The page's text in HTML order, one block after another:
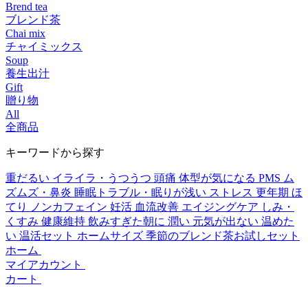
Brend tea
ブレンド茶
Chai mix
チャイミックス
Soup
養生出汁
Gift
贈り物
All
全商品
キーワードから探す
重だるい イライラ・うつうつ 頭痛 体型が気になる PMS ム
ズムズ・鼻炎 睡眠トラブル・眠りが浅い ストレス 更年期 ほ
てり
ノンカフェイン 妊活 血流改善 エイジングケア しみ・
くすみ 健康維持 飲みすぎた朝に 潤い 元気が出ない 温めた
い 温活セット ホームサイズ 季節のブレンド茶お試しセット
ホーム
マイアカウント
カート